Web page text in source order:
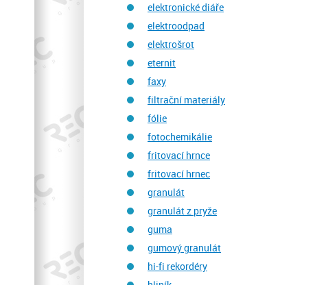
elektronické diáře
elektroodpad
elektrošrot
eternit
faxy
filtrační materiály
fólie
fotochemikálie
fritovací hrnce
fritovací hrnec
granulát
granulát z pryže
guma
gumový granulát
hi-fi rekordéry